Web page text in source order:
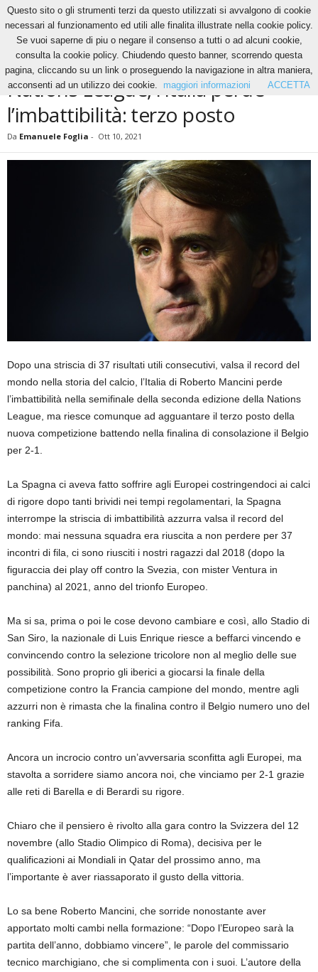
News Nations League, l’Italia perde l’imbattibilità: terzo posto
NEWS
Nations League, l’Italia perde
l’imbattibilità: terzo posto
Da Emanuele Foglia - Ott 10, 2021
Dopo una striscia di 37 risultati utili consecutivi, valsa il record del
mondo nella storia del calcio, l’Italia di Roberto Mancini perde
l’imbattibilità nella semifinale della seconda edizione della Nations
League, ma riesce comunque ad agguantare il terzo posto della
nuova competizione battendo nella finalina di consolazione il Belgio
per 2-1.
La Spagna ci aveva fatto soffrire agli Europei costringendoci ai calci
di rigore dopo tanti brividi nei tempi regolamentari, la Spagna
interrompe la striscia di imbattibilità azzurra valsa il record del
mondo: mai nessuna squadra era riuscita a non perdere per 37
incontri di fila, ci sono riusciti i nostri ragazzi dal 2018 (dopo la
figuraccia dei play off contro la Svezia, con mister Ventura in
panchina) al 2021, anno del trionfo Europeo.
Ma si sa, prima o poi le cose devono cambiare e così, allo Stadio di
San Siro, la nazionale di Luis Enrique riesce a beffarci vincendo e
convincendo contro la selezione tricolore non al meglio delle sue
possibilità. Sono proprio gli iberici a giocarsi la finale della
competizione contro la Francia campione del mondo, mentre agli
azzurri non è rimasta che la finalina contro il Belgio numero uno del
ranking Fifa.
Ancora un incrocio contro un’avversaria sconfitta agli Europei, ma
stavolta a sorridere siamo ancora noi, che vinciamo per 2-1 grazie
alle reti di Barella e di Berardi su rigore.
Chiaro che il pensiero è rivolto alla gara contro la Svizzera del 12
novembre (allo Stadio Olimpico di Roma), decisiva per le
qualificazioni ai Mondiali in Qatar del prossimo anno, ma
l’importante è aver riassaporato il gusto della vittoria.
Lo sa bene Roberto Mancini, che sorride nonostante aver
apportato molti cambi nella formazione: “Dopo l’Europeo sarà la
partita dell’anno, dobbiamo vincere”, le parole del commissario
tecnico marchigiano, che si complimenta con i suoi. L’autore della
Questo sito o gli strumenti terzi da questo utilizzati si avvalgono di cookie
necessari al funzionamento ed utili alle finalita illustrate nella cookie policy.
Se vuoi saperne di piu o negare il consenso a tutti o ad alcuni cookie,
consulta la cookie policy. Chiudendo questo banner, scorrendo questa
pagina, cliccando su un link o proseguendo la navigazione in altra maniera,
acconsenti ad un utilizzo dei cookie.
maggiori informazioni ACCETTA